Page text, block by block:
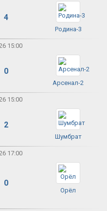
4
Родина-3
15:00
0
Арсенал-2
15:00
2
Шумбрат
17:00
0
Орёл